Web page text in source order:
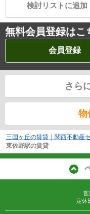
検討リストに追加
無料会員登録はこ
会員登録
さら
物
三国ヶ丘の賃貸｜関西不動産
東佐野駅の賃貸
営
定休